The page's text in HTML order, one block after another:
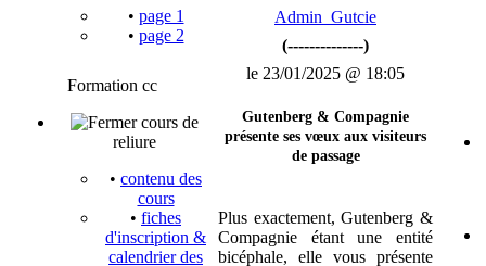
• page 1
• page 2
Formation cc
cours de
reliure
• contenu des
cours
• fiches
d'inscription &
calendrier des
Admin_Gutcie
(--------------)
le 23/01/2025 @ 18:05
Gutenberg & Compagnie
présente ses vœux aux visiteurs
de passage
Plus exactement, Gutenberg &
Compagnie étant une entité
bicéphale, elle vous présente